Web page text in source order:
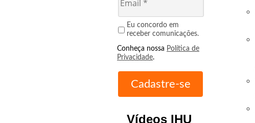
Eu concordo em
receber comunicações.
Conheça nossa Política de
Privacidade.
Vídeos IHU